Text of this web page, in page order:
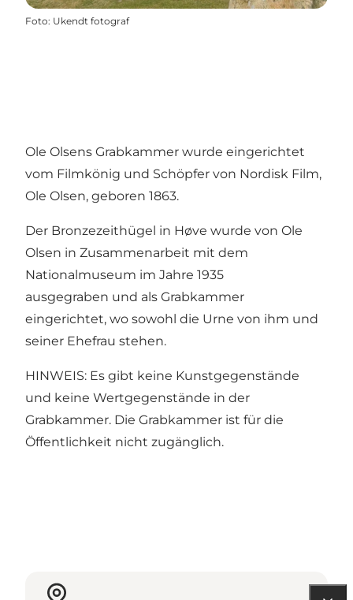
Foto: Ukendt fotograf
Ole Olsens Grabkammer wurde eingerichtet
vom Filmkönig und Schöpfer von Nordisk Film,
Ole Olsen, geboren 1863.
Der Bronzezeithügel in Høve wurde von Ole
Olsen in Zusammenarbeit mit dem
Nationalmuseum im Jahre 1935
ausgegraben und als Grabkammer
eingerichtet, wo sowohl die Urne von ihm und
seiner Ehefrau stehen.
HINWEIS: Es gibt keine Kunstgegenstände
und keine Wertgegenstände in der
Grabkammer. Die Grabkammer ist für die
Öffentlichkeit nicht zugänglich.